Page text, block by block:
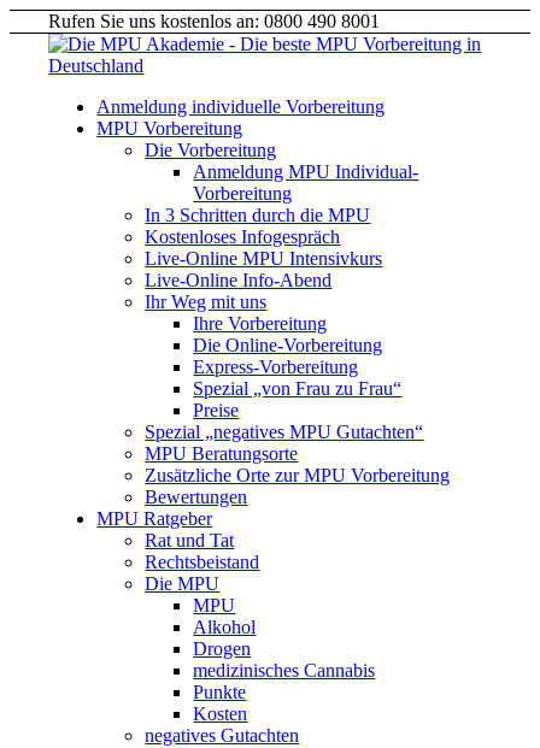
Rufen Sie uns kostenlos an: 0800 490 8001
Anmeldung individuelle Vorbereitung
MPU Vorbereitung
Die Vorbereitung
Anmeldung MPU Individual-
Vorbereitung
In 3 Schritten durch die MPU
Kostenloses Infogespräch
Live-Online MPU Intensivkurs
Live-Online Info-Abend
Ihr Weg mit uns
Ihre Vorbereitung
Die Online-Vorbereitung
Express-Vorbereitung
Spezial „von Frau zu Frau“
Preise
Spezial „negatives MPU Gutachten“
MPU Beratungsorte
Zusätzliche Orte zur MPU Vorbereitung
Bewertungen
MPU Ratgeber
Rat und Tat
Rechtsbeistand
Die MPU
MPU
Alkohol
Drogen
medizinisches Cannabis
Punkte
Kosten
negatives Gutachten